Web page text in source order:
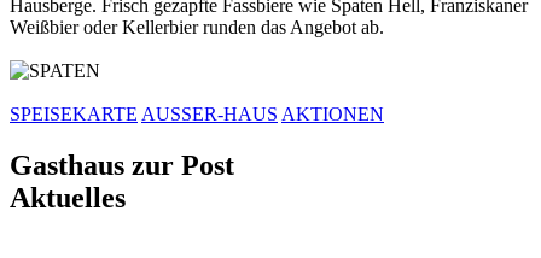
Hausberge. Frisch gezapfte Fassbiere wie Spaten Hell, Franziskaner
Weißbier oder Kellerbier runden das Angebot ab.
SPEISEKARTE AUSSER-HAUS AKTIONEN
Gasthaus zur Post
Aktuelles